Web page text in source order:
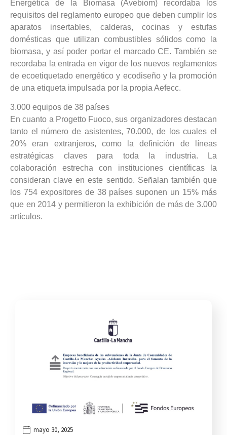
Energética de la Biomasa (Avebiom) recordaba los
requisitos del reglamento europeo que deben cumplir los
aparatos insertables, calderas, cocinas y estufas
domésticas que utilizan combustibles sólidos como la
biomasa, y así poder portar el marcado CE. También se
recordaba la entrada en vigor de los nuevos reglamentos
de ecoetiquetado energético y ecodiseño y la promoción
de una etiqueta impulsada por la propia Aefecc.
3.000 equipos de 38 países
En cuanto a Progetto Fuoco, sus organizadores destacan
tanto el número de asistentes, 70.000, de los cuales el
20% eran extranjeros, como la definición de líneas
estratégicas claves para toda la industria. La
colaboración estrecha con instituciones científicas la
consideran clave en este sentido. Señalan también que
los 754 expositores de 38 países suponen un 15% más
que en 2014 y permitieron la exhibición de más de 3.000
artículos.
mayo 30, 2025